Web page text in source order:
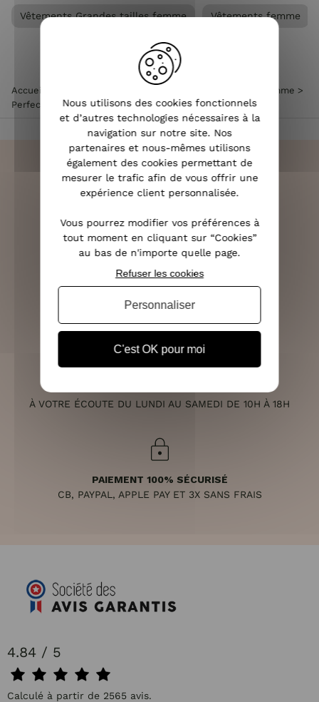
Vêtements Grandes tailles femme Vêtements femme
Accueil Perfecto femme >
Perfecto femme fin suédine bois de rose
OFFERTE DÈS 70€
RETOURS SOUS 14 JOURS
À VOTRE ÉCOUTE DU LUNDI AU SAMEDI DE 10H À 18H
PAIEMENT 100% SÉCURISÉ
CB, PAYPAL, APPLE PAY ET 3X SANS FRAIS
4.84 / 5
Calculé à partir de 2565 avis.
Nous utilisons des cookies fonctionnels
et d’autres technologies nécessaires à la
navigation sur notre site. Nos
partenaires et nous-mêmes utilisons
également des cookies permettant de
mesurer le trafic afin de vous offrir une
expérience client personnalisée.
Vous pourrez modifier vos préférences à
tout moment en cliquant sur “Cookies”
au bas de n'importe quelle page.
C'est OK pour moi
Refuser les cookies
Personnaliser